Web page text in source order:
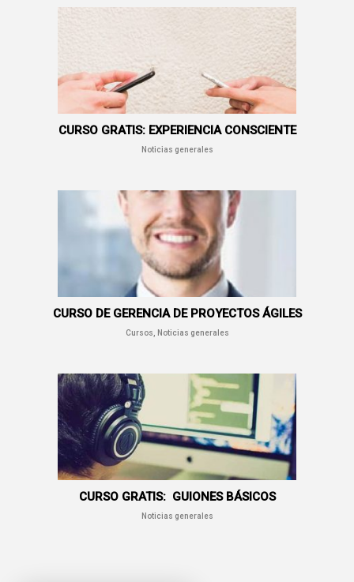
CURSO GRATIS: EXPERIENCIA CONSCIENTE
Noticias generales
CURSO DE GERENCIA DE PROYECTOS ÁGILES
Cursos, Noticias generales
CURSO GRATIS: GUIONES BÁSICOS
Noticias generales